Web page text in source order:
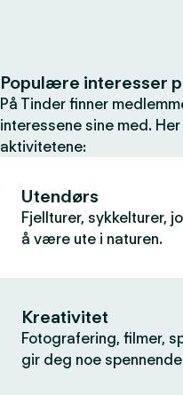
Populære interesser
På Tinder finner
interessene sine med.
aktivitetene:
Utendørs
Fjellturer, sykkelturer,
å være ute i naturen.
Kreativitet
Fotografering, filmer,
gir deg noe